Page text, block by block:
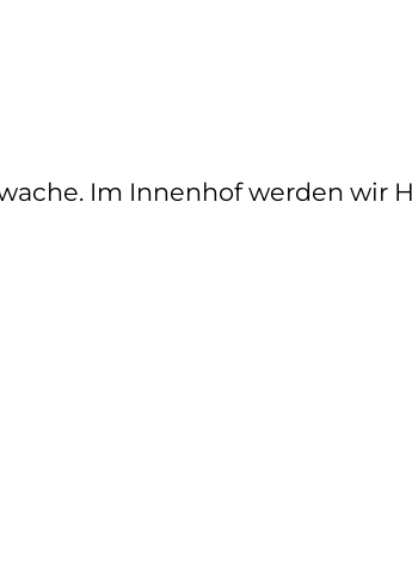
Im Innenhof werden wir